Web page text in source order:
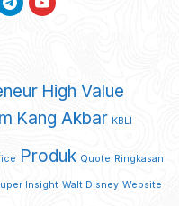
High Value
Kang Akbar KBLI
Produk Quote Ringkasan
Insight Walt Disney Website